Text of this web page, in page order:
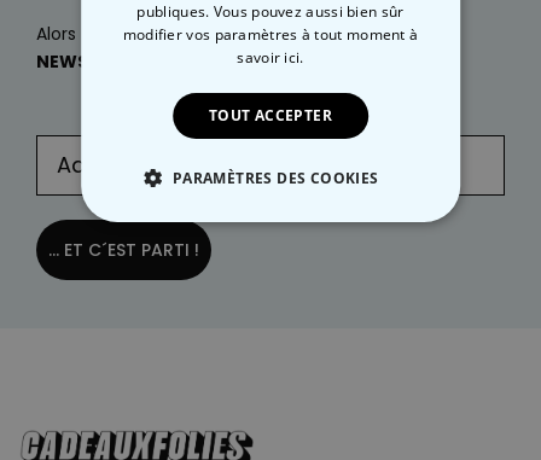
Alors inscrivez-vousdès maintenant à notre
NEWSLETTER
... ET C´EST PARTI !
publiques. Vous pouvez aussi bien sûr
modifier vos paramètres à tout moment à
savoir ici.
TOUT ACCEPTER
PARAMÈTRES DES COOKIES
STRICTEMENT NÉCESSAIRE